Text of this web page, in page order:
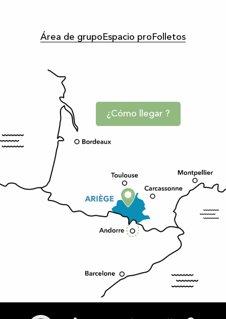
Área de grupo Espacio pro Folletos
¿Cómo llegar ?